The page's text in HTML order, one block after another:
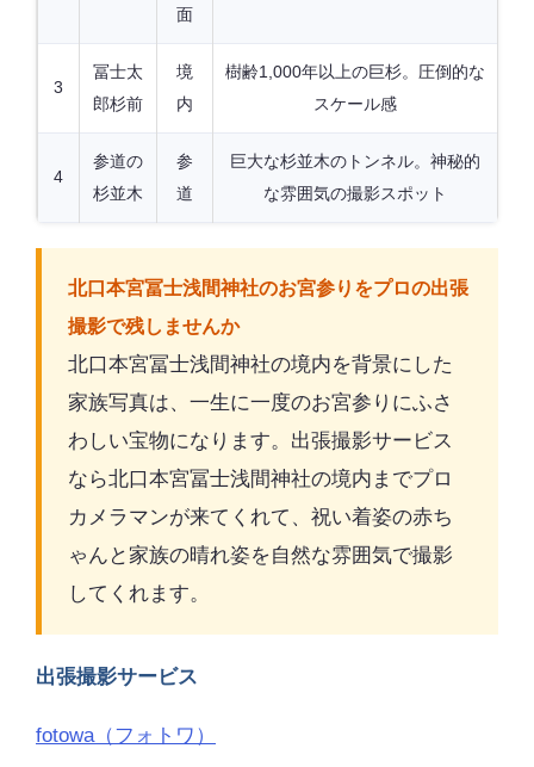
面
3
冨士太
郎杉前
境
内
樹齢1,000年以上の巨杉。圧倒的な
スケール感
4
参道の
杉並木
参
道
巨大な杉並木のトンネル。神秘的
な雰囲気の撮影スポット
北口本宮冨士浅間神社のお宮参りをプロの出張
撮影で残しませんか
北口本宮冨士浅間神社の境内を背景にした
家族写真は、一生に一度のお宮参りにふさ
わしい宝物になります。出張撮影サービス
なら北口本宮冨士浅間神社の境内までプロ
カメラマンが来てくれて、祝い着姿の赤ち
ゃんと家族の晴れ姿を自然な雰囲気で撮影
してくれます。
出張撮影サービス
fotowa（フォトワ）